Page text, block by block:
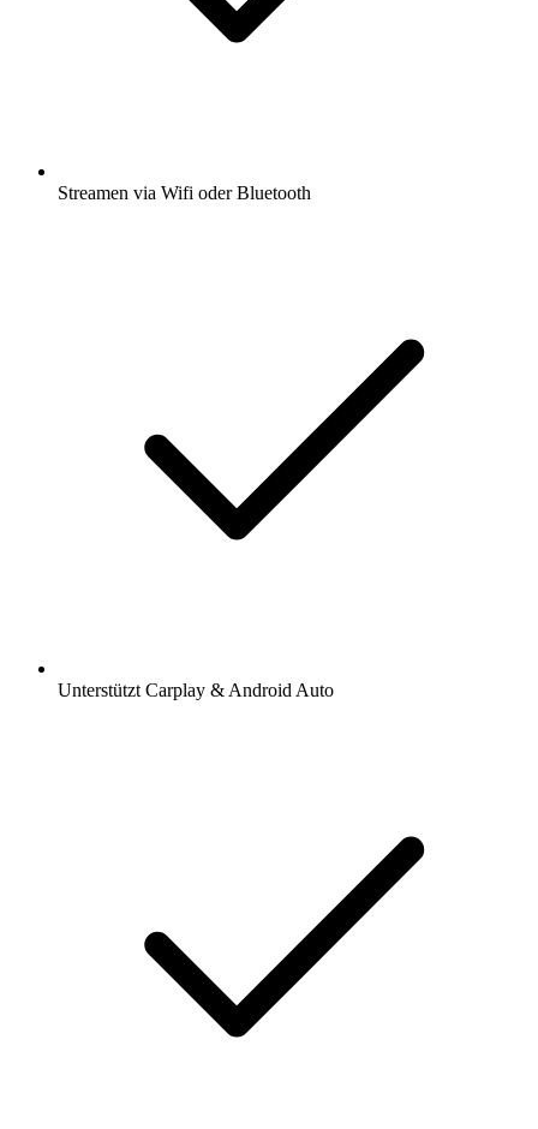
Streamen via Wifi oder Bluetooth
Unterstützt Carplay & Android Auto